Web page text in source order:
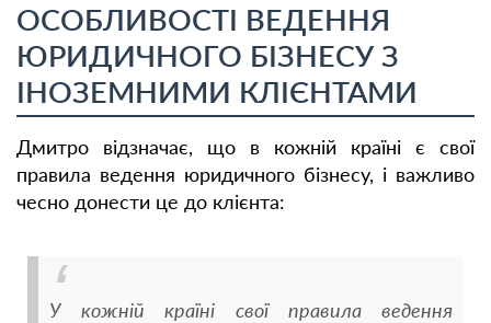
ОСОБЛИВОСТІ ВЕДЕННЯ
ЮРИДИЧНОГО БІЗНЕСУ З
ІНОЗЕМНИМИ КЛІЄНТАМИ
Дмитро відзначає, що в кожній країні є свої
правила ведення юридичного бізнесу, і важливо
чесно донести це до клієнта:
У кожній країні свої правила ведення